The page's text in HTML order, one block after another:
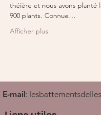
théière et nous avons planté
900 plants. Connue…
Afficher plus
E-mail :